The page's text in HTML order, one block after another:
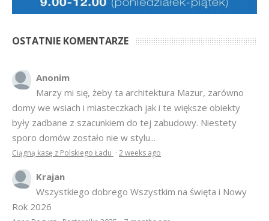
OSTATNIE KOMENTARZE
Anonim
Marzy mi się, żeby ta architektura Mazur, zarówno
domy we wsiach i miasteczkach jak i te większe obiekty
były zadbane z szacunkiem do tej zabudowy. Niestety
sporo domów zostało nie w stylu...
Ciągną kasę z Polskiego Ładu · 2 weeks ago
Krajan
Wszystkiego dobrego Wszystkim na święta i Nowy
Rok 2026